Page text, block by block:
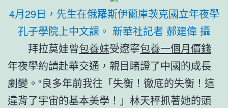
4月29日，先生在俄羅斯伊爾庫茨克國立年夜學
孔子學院上中文課。 新華社記者 郝建偉 攝
拜拉莫娃曾包養妹受遼寧包養一個月價錢
年夜學約請赴華交通，親目睹證了中國的成長
劇變。“良多年前我往「失衡！徹底的失衡！這
違背了宇宙的基本美學！」林天秤抓著她的頭